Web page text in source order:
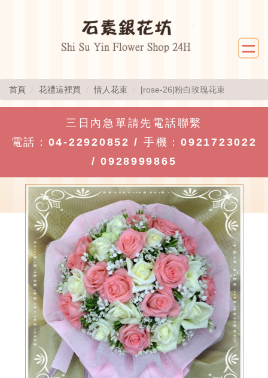
首頁 花禮這裡買 情人花束 [rose-26]粉白玫瑰花束
三日內急單請先電話聯繫
電話： 04-22920852 / 手機：0921723022
/0928999865